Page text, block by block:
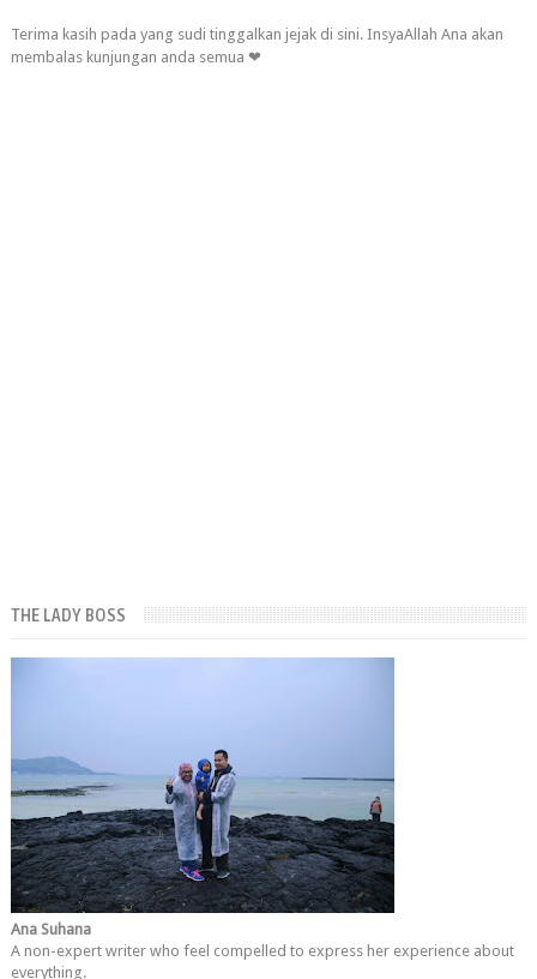
Terima kasih pada yang sudi tinggalkan jejak di sini. InsyaAllah Ana akan
membalas kunjungan anda semua ❤
THE LADY BOSS
Ana Suhana
A non-expert writer who feel compelled to express her experience about
everything.